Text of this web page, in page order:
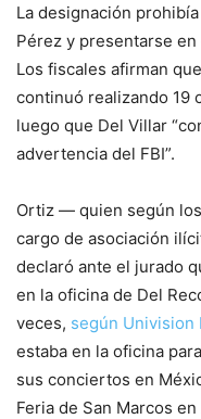
La designación
Pérez y presentarse
Los fiscales afirman
continuó realizando 19
luego que Del Villar
advertencia del FBI”.
Ortiz — quien según
cargo de asociación
declaró ante el jurado
en la oficina de Del
veces, según Univision
estaba en la oficina
sus conciertos en
Feria de San Marcos